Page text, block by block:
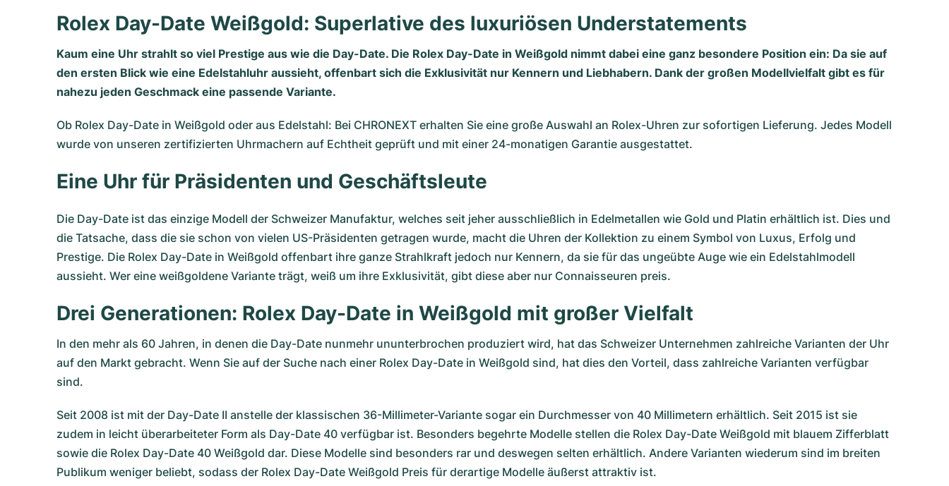
Rolex Day-Date Weißgold: Superlative des luxuriösen Understatements
Kaum eine Uhr strahlt so viel Prestige aus wie die Day-Date. Die Rolex Day-Date in Weißgold nimmt dabei eine ganz besondere Position ein: Da sie auf
den ersten Blick wie eine Edelstahluhr aussieht, offenbart sich die Exklusivität nur Kennern und Liebhabern. Dank der großen Modellvielfalt gibt es für
nahezu jeden Geschmack eine passende Variante.
Ob Rolex Day-Date in Weißgold oder aus Edelstahl: Bei CHRONEXT erhalten Sie eine große Auswahl an Rolex-Uhren zur sofortigen Lieferung. Jedes Modell
wurde von unseren zertifizierten Uhrmachern auf Echtheit geprüft und mit einer 24-monatigen Garantie ausgestattet.
Eine Uhr für Präsidenten und Geschäftsleute
Die Day-Date ist das einzige Modell der Schweizer Manufaktur, welches seit jeher ausschließlich in Edelmetallen wie Gold und Platin erhältlich ist. Dies und
die Tatsache, dass die sie schon von vielen US-Präsidenten getragen wurde, macht die Uhren der Kollektion zu einem Symbol von Luxus, Erfolg und
Prestige. Die Rolex Day-Date in Weißgold offenbart ihre ganze Strahlkraft jedoch nur Kennern, da sie für das ungeübte Auge wie ein Edelstahlmodell
aussieht. Wer eine weißgoldene Variante trägt, weiß um ihre Exklusivität, gibt diese aber nur Connaisseuren preis.
Drei Generationen: Rolex Day-Date in Weißgold mit großer Vielfalt
In den mehr als 60 Jahren, in denen die Day-Date nunmehr ununterbrochen produziert wird, hat das Schweizer Unternehmen zahlreiche Varianten der Uhr
auf den Markt gebracht. Wenn Sie auf der Suche nach einer Rolex Day-Date in Weißgold sind, hat dies den Vorteil, dass zahlreiche Varianten verfügbar
sind.
Seit 2008 ist mit der Day-Date II anstelle der klassischen 36-Millimeter-Variante sogar ein Durchmesser von 40 Millimetern erhältlich. Seit 2015 ist sie
zudem in leicht überarbeiteter Form als Day-Date 40 verfügbar ist. Besonders begehrte Modelle stellen die Rolex Day-Date Weißgold mit blauem Zifferblatt
sowie die Rolex Day-Date 40 Weißgold dar. Diese Modelle sind besonders rar und deswegen selten erhältlich. Andere Varianten wiederum sind im breiten
Publikum weniger beliebt, sodass der Rolex Day-Date Weißgold Preis für derartige Modelle äußerst attraktiv ist.